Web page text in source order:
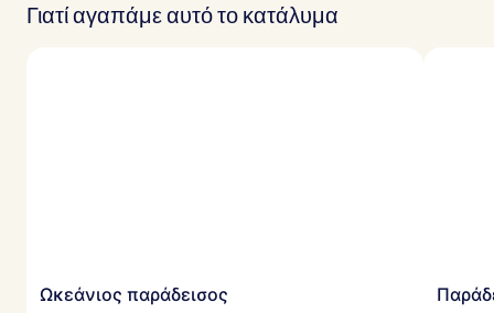
Γιατί αγαπάμε αυτό το κατάλυμα
Ωκεάνιος παράδεισος